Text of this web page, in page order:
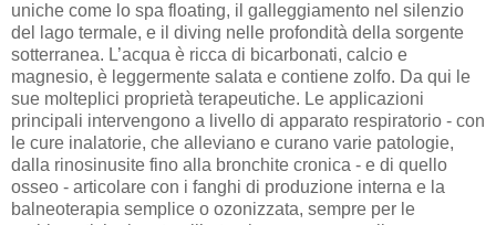
uniche come lo spa floating, il galleggiamento nel silenzio
del lago termale, e il diving nelle profondità della sorgente
sotterranea. L’acqua è ricca di bicarbonati, calcio e
magnesio, è leggermente salata e contiene zolfo. Da qui le
sue molteplici proprietà terapeutiche. Le applicazioni
principali intervengono a livello di apparato respiratorio - con
le cure inalatorie, che alleviano e curano varie patologie,
dalla rinosinusite fino alla bronchite cronica - e di quello
osseo - articolare con i fanghi di produzione interna e la
balneoterapia semplice o ozonizzata, sempre per le